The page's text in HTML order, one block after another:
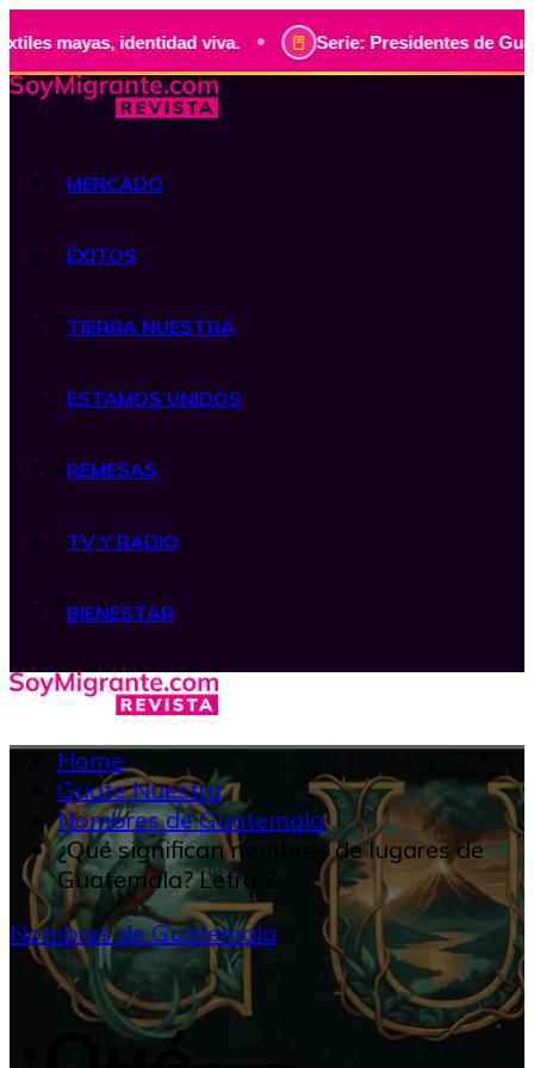
identidad viva. • Serie: Presidentes de Guatemala,
MERCADO
ÉXITOS
TIERRA NUESTRA
ESTAMOS UNIDOS
REMESAS
TV Y RADIO
BIENESTAR
Home
Guate Nuestra
Nombres de Guatemala
¿Qué significan nombres de lugares de
Guatemala? Letra Z
Nombres de Guatemala